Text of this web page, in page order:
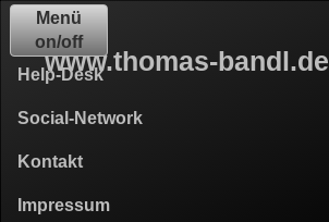
www.thomas-bandl.de
Help-Desk
Social-Network
Kontakt
Impressum
Menü
on/off